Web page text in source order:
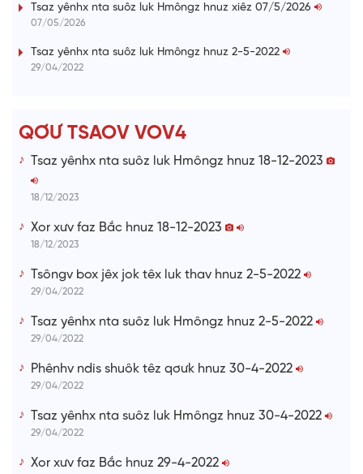
i
Tsaz yênhx nta suôz luk Hmôngz hnuz xiêz 07/5/2026
07/05/2026
Tsaz yênhx nta suôz luk Hmôngz hnuz 2-5-2022
29/04/2022
QƠƯ TSAOV VOV4
Tsaz yênhx nta suôz luk Hmôngz hnuz 18-12-2023
18/12/2023
Xor xưv faz Bắc hnuz 18-12-2023
18/12/2023
Tsôngv box jêx jok têx luk thav hnuz 2-5-2022
29/04/2022
Tsaz yênhx nta suôz luk Hmôngz hnuz 2-5-2022
29/04/2022
Phênhv ndis shuôk têz qơưk hnuz 30-4-2022
29/04/2022
Tsaz yênhx nta suôz luk Hmôngz hnuz 30-4-2022
29/04/2022
Xor xưv faz Bắc hnuz 29-4-2022